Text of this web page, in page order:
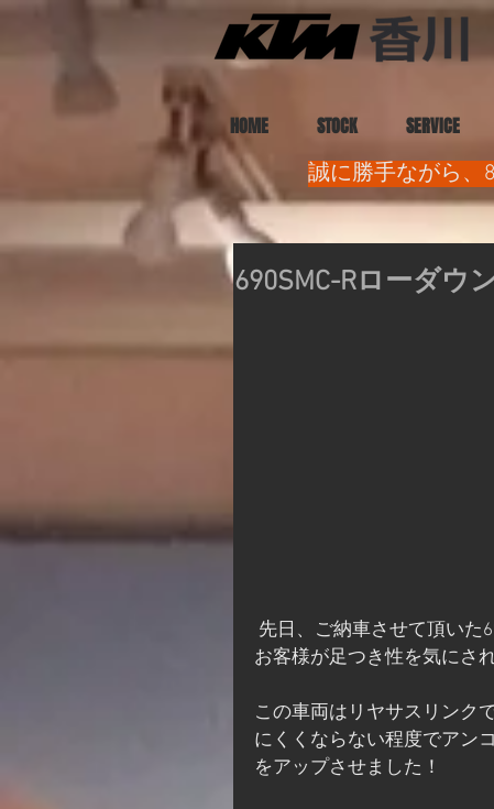
HOME STOCK SERVICE
誠に勝手ながら、
690SMC-Rローダウ
先日、ご納車させて頂いた
お客様が足つき性を気にさ
この車両はリヤサスリンク
にくくならない程度でアン
をアップさせました！